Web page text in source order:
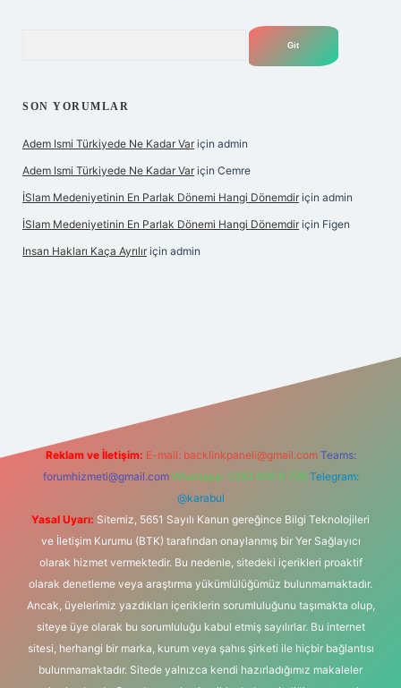
SON YORUMLAR
Adem Ismi Türkiyede Ne Kadar Var için admin
Adem Ismi Türkiyede Ne Kadar Var için Cemre
İSlam Medeniyetinin En Parlak Dönemi Hangi Dönemdir için admin
İSlam Medeniyetinin En Parlak Dönemi Hangi Dönemdir için Figen
Insan Hakları Kaça Ayrılır için admin
Reklam ve İletişim: E-mail: backlinkpaneli@gmail.com Teams:
forumhizmeti@gmail.com Whatsapp: 0262 606 0 726 Telegram:
@karabul
Yasal Uyarı: Sitemiz, 5651 Sayılı Kanun gereğince Bilgi Teknolojileri
ve İletişim Kurumu (BTK) tarafından onaylanmış bir Yer Sağlayıcı
olarak hizmet vermektedir. Bu nedenle, sitedeki içerikleri proaktif
olarak denetleme veya araştırma yükümlülüğümüz bulunmamaktadır.
Ancak, üyelerimiz yazdıkları içeriklerin sorumluluğunu taşımakta olup,
siteye üye olarak bu sorumluluğu kabul etmiş sayılırlar. Bu internet
sitesi, herhangi bir marka, kurum veya şahıs şirketi ile hiçbir bağlantısı
bulunmamaktadır. Sitede yalnızca kendi hazırladığımız makaleler